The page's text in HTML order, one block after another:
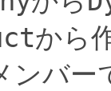
から
ンバー